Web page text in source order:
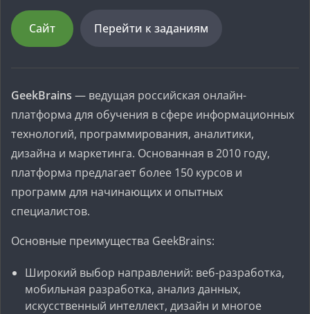
Сайт Перейти к заданиям
GeekBrains — ведущая российская онлайн-
платформа для обучения в сфере информационных
технологий, программирования, аналитики,
дизайна и маркетинга. Основанная в 2010 году,
платформа предлагает более 150 курсов и
программ для начинающих и опытных
специалистов.
Основные преимущества GeekBrains:
Широкий выбор направлений: веб-разработка,
мобильная разработка, анализ данных,
искусственный интеллект, дизайн и многое